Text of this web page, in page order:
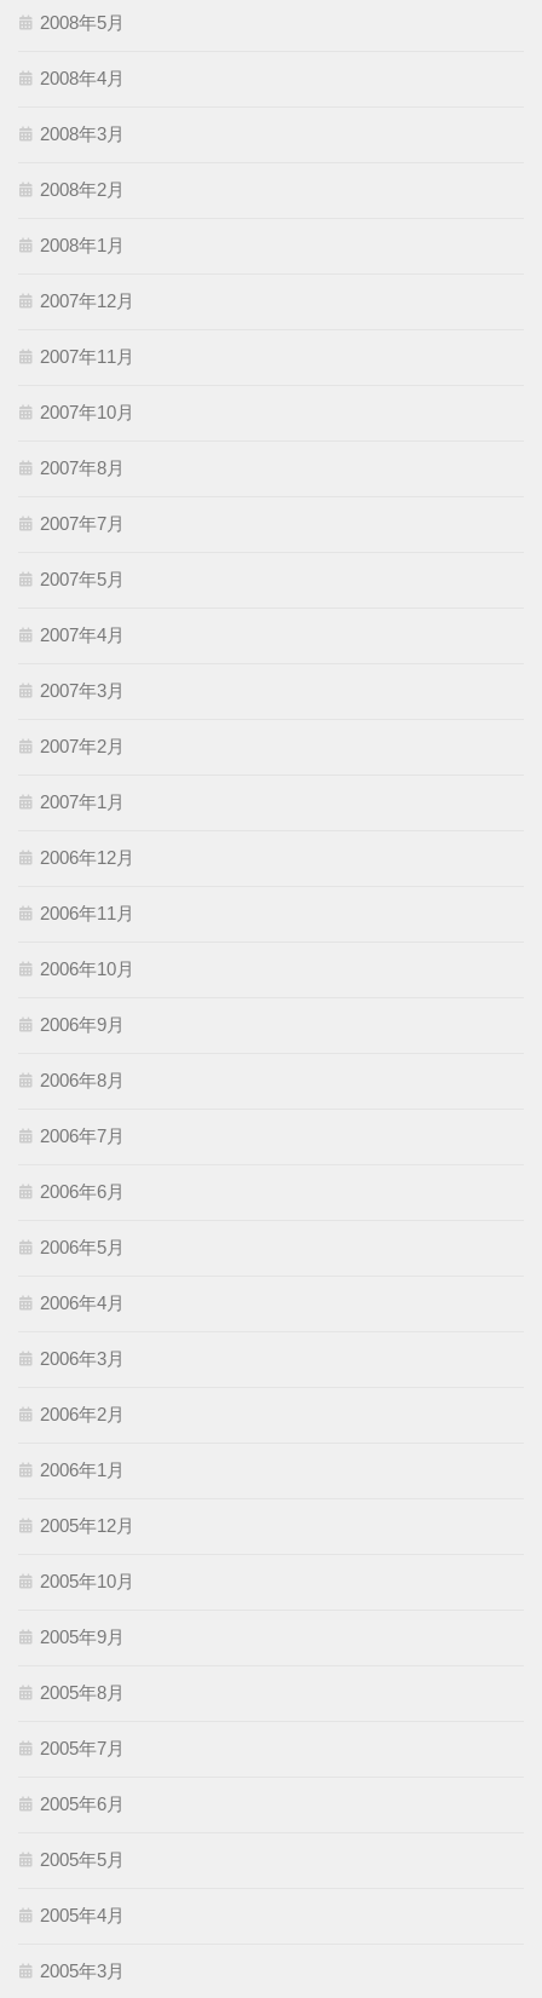
2008年5月
2008年4月
2008年3月
2008年2月
2008年1月
2007年12月
2007年11月
2007年10月
2007年8月
2007年7月
2007年5月
2007年4月
2007年3月
2007年2月
2007年1月
2006年12月
2006年11月
2006年10月
2006年9月
2006年8月
2006年7月
2006年6月
2006年5月
2006年4月
2006年3月
2006年2月
2006年1月
2005年12月
2005年10月
2005年9月
2005年8月
2005年7月
2005年6月
2005年5月
2005年4月
2005年3月